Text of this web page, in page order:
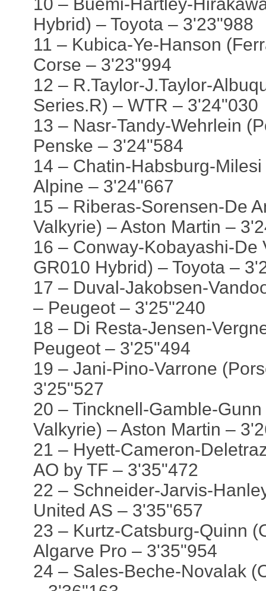
10 – Buemi-Hartley-
Hybrid) – Toyota – 3'23"988
11 – Kubica-Ye-Hanson
Corse – 3'23"994
12 – R.Taylor-J.Taylor-
Series.R) – WTR – 3'24"030
13 – Nasr-Tandy-Wehrlein
Penske – 3'24"584
14 – Chatin-Habsburg-
Alpine – 3'24"667
15 – Riberas-Sorensen-De
Valkyrie) – Aston Martin –
16 – Conway-Kobayashi-De
GR010 Hybrid) – Toyota –
17 – Duval-Jakobsen-
– Peugeot – 3'25"240
18 – Di Resta-Jensen-
Peugeot – 3'25"494
19 – Jani-Pino-Varrone
3'25"527
20 – Tincknell-Gamble-
Valkyrie) – Aston Martin –
21 – Hyett-Cameron-
AO by TF – 3'35"472
22 – Schneider-Jarvis-
United AS – 3'35"657
23 – Kurtz-Catsburg-Quinn
Algarve Pro – 3'35"954
24 – Sales-Beche-Novalak